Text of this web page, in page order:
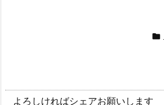

よろしければシェアお願いします